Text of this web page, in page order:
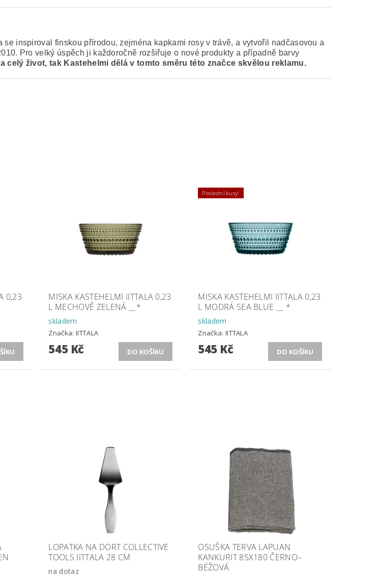
inspiroval finskou přírodou, zejména kapkami rosy v trávě, a vytvořil nadčasovou a
Pro velký úspěch ji každoročně rozšiřuje o nové produkty a případně barvy
celý život, tak Kastehelmi dělá v tomto směru této značce skvělou reklamu.
0,23
MISKA KASTEHELMI IITTALA 0,23
L MECHOVĚ ZELENÁ __*
skladem
Značka:IITTALA
545 Kč
Poslední kusy!
MISKA KASTEHELMI IITTALA 0,23
L MODRÁ SEA BLUE __ *
skladem
Značka: IITTALA
545 Kč
LOPATKA NA DORT COLLECTIVE
TOOLS IITTALA 28 CM
na dotaz
OSUŠKA TERVA LAPUAN
KANKURIT 85X180 ČERNO–
BÉŽOVÁ